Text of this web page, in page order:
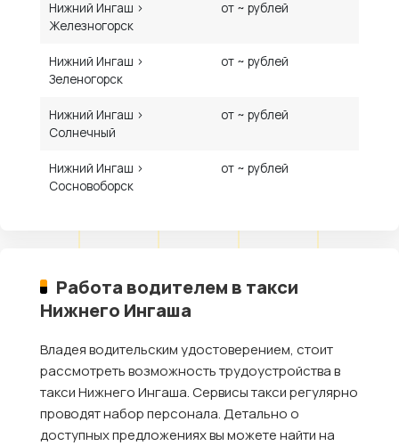
Нижний Ингаш ›
Железногорск
от ~ рублей
Нижний Ингаш ›
Зеленогорск
от ~ рублей
Нижний Ингаш ›
Солнечный
от ~ рублей
Нижний Ингаш ›
Сосновоборск
от ~ рублей
Работа водителем в такси
Нижнего Ингаша
Владея водительским удостоверением, стоит
рассмотреть возможность трудоустройства в
такси Нижнего Ингаша. Сервисы такси регулярно
проводят набор персонала. Детально о
доступных предложениях вы можете найти на